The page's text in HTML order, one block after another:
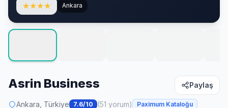
★★★★ Ankara
Asrin Business Paylaş
Ankara, Türkiye 7.6/10 (51 yorum) Paximum Kataloğu